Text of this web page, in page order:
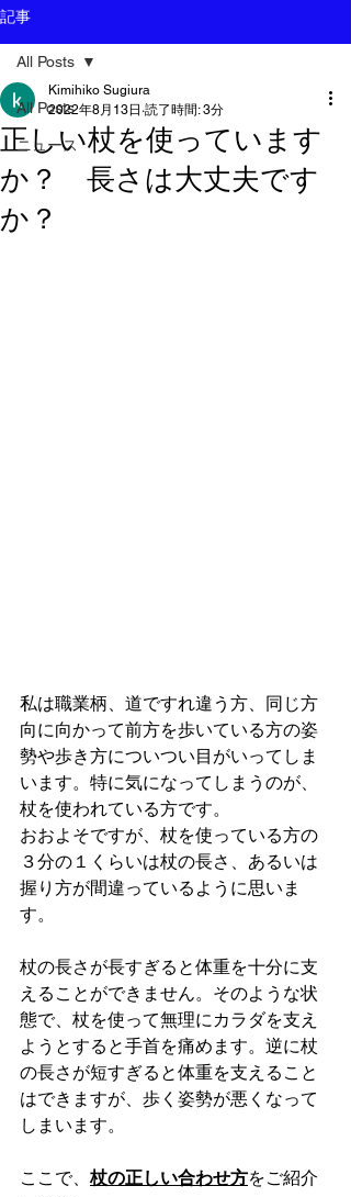
記事
All Posts
ニュース
All Posts
正しい杖を使っています
か？ 長さは大丈夫です
か？
Kimihiko Sugiura
2022年8月13日 読了時間: 3分
私は職業柄、道ですれ違う方、同じ方
向に向かって前方を歩いている方の姿
勢や歩き方についつい目がいってしま
います。特に気になってしまうのが、
杖を使われている方です。
おおよそですが、杖を使っている方の
３分の１くらいは杖の長さ、あるいは
握り方が間違っているように思いま
す。
杖の長さが長すぎると体重を十分に支
えることができません。そのような状
態で、杖を使って無理にカラダを支え
ようとすると手首を痛めます。逆に杖
の長さが短すぎると体重を支えること
はできますが、歩く姿勢が悪くなって
しまいます。
ここで、 杖の正しい合わせ方をご紹介